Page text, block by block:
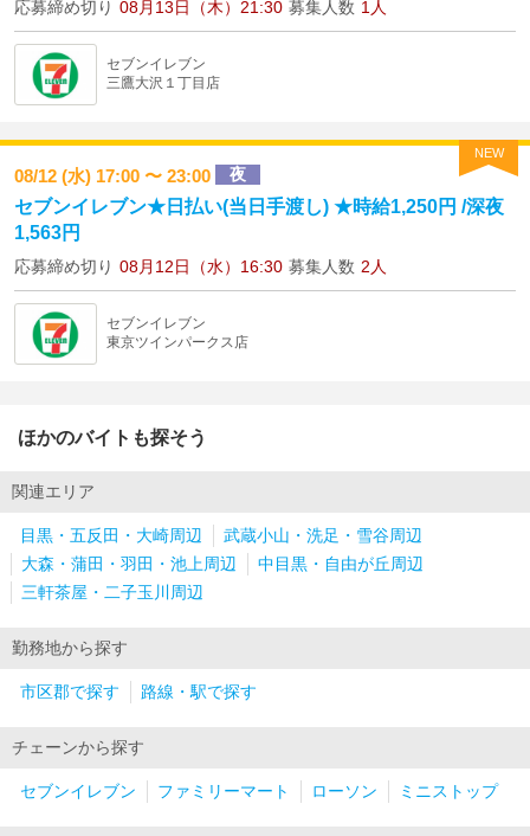
応募締め切り 08月13日（木）21:30 募集人数 1人
セブンイレブン
三鷹大沢１丁目店
NEW
08/12 (水) 17:00 〜 23:00 夜
セブンイレブン★日払い(当日手渡し) ★時給1,250円 /深夜
1,563円
応募締め切り 08月12日（水）16:30 募集人数 2人
セブンイレブン
東京ツインパークス店
ほかのバイトも探そう
関連エリア
目黒・五反田・大崎周辺
武蔵小山・洗足・雪谷周辺
大森・蒲田・羽田・池上周辺
中目黒・自由が丘周辺
三軒茶屋・二子玉川周辺
勤務地から探す
市区郡で探す 路線・駅で探す
チェーンから探す
セブンイレブン ファミリーマート ローソン ミニストップ